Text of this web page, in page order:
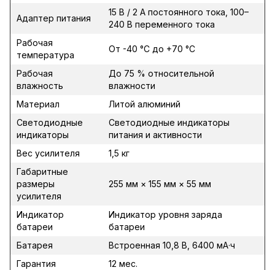
Адаптер питания
15 В / 2 А постоянного тока, 100–
240 В переменного тока
Рабочая
температура
От -40 °C до +70 °C
Рабочая
влажность
До 75 % относительной
влажности
Материал
Литой алюминий
Светодиодные
индикаторы
Светодиодные индикаторы
питания и активности
Вес усилителя
1,5 кг
Габаритные
размеры
усилителя
255 мм × 155 мм × 55 мм
Индикатор
батареи
Индикатор уровня заряда
батареи
Батарея
Встроенная 10,8 В, 6400 мА·ч
Гарантия
12 мес.